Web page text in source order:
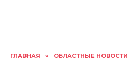
ГЛАВНАЯ » ОБЛАСТНЫЕ НОВОСТИ